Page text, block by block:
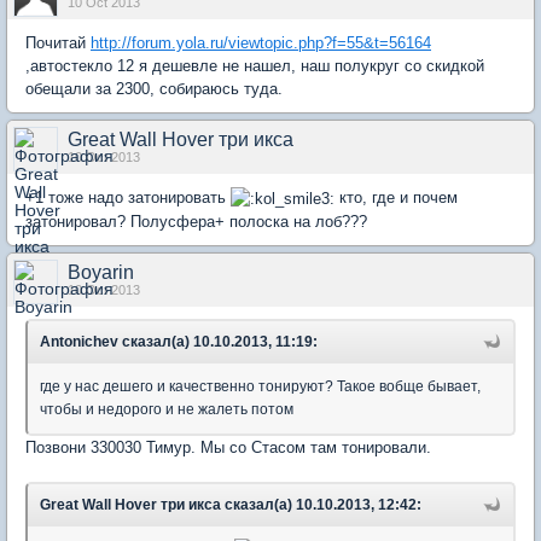
Почитай http://forum.yola.ru/viewtopic.php?f=55&t=56164
,автостекло 12 я дешевле не нашел, наш полукруг со скидкой
обещали за 2300, собираюсь туда.
Great Wall Hover три икса
10 Oct 2013
+1 тоже надо затонировать
кто, где и почем
затонировал? Полусфера+ полоска на лоб???
Boyarin
10 Oct 2013
Antonichev сказал(а) 10.10.2013, 11:19:
где у нас дешего и качественно тонируют? Такое вобще бывает,
чтобы и недорого и не жалеть потом
Позвони 330030 Тимур. Мы со Стасом там тонировали.
Great Wall Hover три икса сказал(а) 10.10.2013, 12:42: